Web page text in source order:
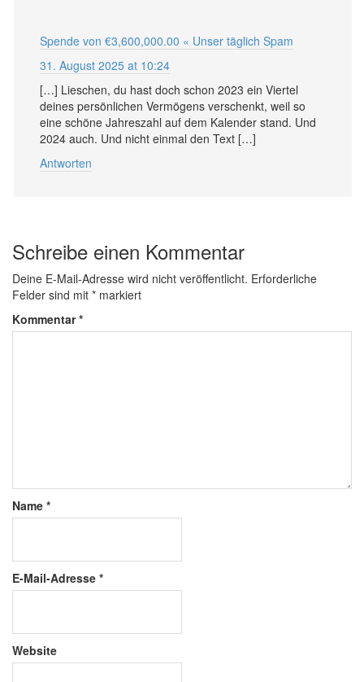
Spende von €3,600,000.00 « Unser täglich Spam
31. August 2025 at 10:24
[…] Lieschen, du hast doch schon 2023 ein Viertel
deines persönlichen Vermögens verschenkt, weil so
eine schöne Jahreszahl auf dem Kalender stand. Und
2024 auch. Und nicht einmal den Text […]
Antworten
Schreibe einen Kommentar
Deine E-Mail-Adresse wird nicht veröffentlicht. Erforderliche
Felder sind mit * markiert
Kommentar*
Name *
E-Mail-Adresse *
Website